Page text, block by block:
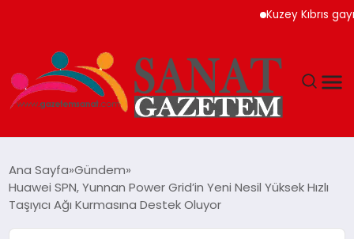
Kuzey Kıbrıs
TEKNOLOJI
Ana Sayfa Gündem
Huawei SPN, Yunnan Power Grid’in Yeni Nesil Yüksek Hızlı
Taşıyıcı Ağı Kurmasına Destek Oluyor